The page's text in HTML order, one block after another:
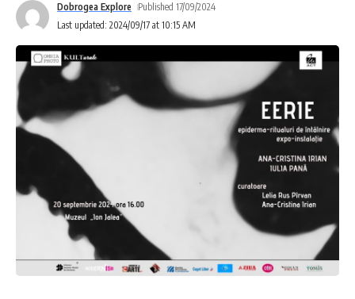
Last updated: 2024/09/17 at 10:15 AM
Dobrogea Explore Published 17/09/2024